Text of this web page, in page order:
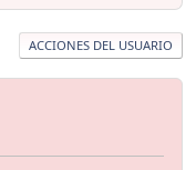
ACCIONES DEL USUARIO